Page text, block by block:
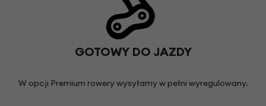
GOTOWY DO JAZDY
W opcji Premium rowery wysyłamy w pełni wyregulowany.